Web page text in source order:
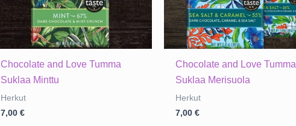
Chocolate and Love Tumma
Suklaa Minttu
Herkut
7,00€
Chocolate and Love Tumma
Suklaa Merisuola
Herkut
7,00€